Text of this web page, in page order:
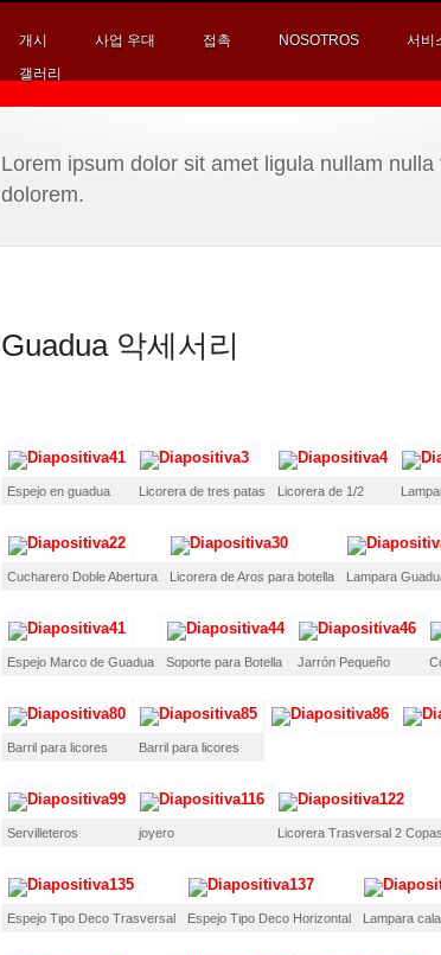
개시 사업 우대 접촉 NOSOTROS 서비
갤러리
Lorem ipsum dolor sit amet ligula nullam
dolorem.
Guadua 악세서리
Espejo en guadua Licorera de tres patas Licorera de 1/2
Cucharero Doble Abertura Licorera de Aros para botella Lampara
Espejo Marco de Guadua Soporte para Botella Jarrón Pequeño
Barril para licores Barril para licores
Servilleteros joyero Licorera Trasversal 2 Copas
Espejo Tipo Deco Trasversal Espejo Tipo Deco Horizontal Lampara